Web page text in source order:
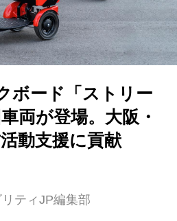
ボード「ストリー
両が登場。大阪・
動支援に貢献
ティJP編集部